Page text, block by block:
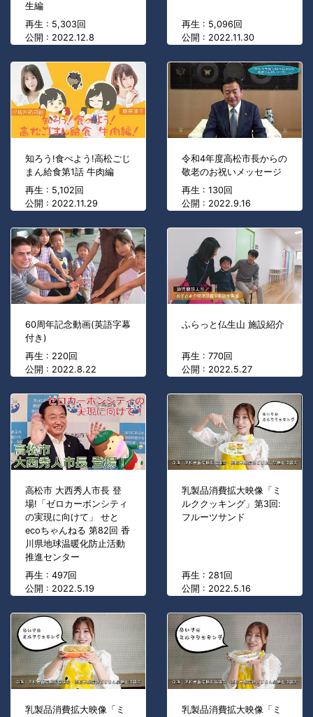
生編
再生 : 5,303回
公開 : 2022.12.8
再生 : 5,096回
公開 : 2022.11.30
知ろう!食べよう!高松ごじ
まん給食第1話 牛肉編
再生 : 5,102回
公開 : 2022.11.29
令和4年度高松市長からの
敬老のお祝いメッセージ
再生 : 130回
公開 : 2022.9.16
60周年記念動画(英語字幕
付き)
再生 : 220回
公開 : 2022.8.22
ふらっと仏生山 施設紹介
再生 : 770回
公開 : 2022.5.27
高松市 大西秀人市長 登
場!「ゼロカーボンシティ
の実現に向けて」 せと
ecoちゃんねる 第82回 香
川県地球温暖化防止活動
推進センター
再生 : 497回
公開 : 2022.5.19
乳製品消費拡大映像「ミ
ルククッキング」第3回:
フルーツサンド
再生 : 281回
公開 : 2022.5.16
乳製品消費拡大映像「ミ
乳製品消費拡大映像「ミ